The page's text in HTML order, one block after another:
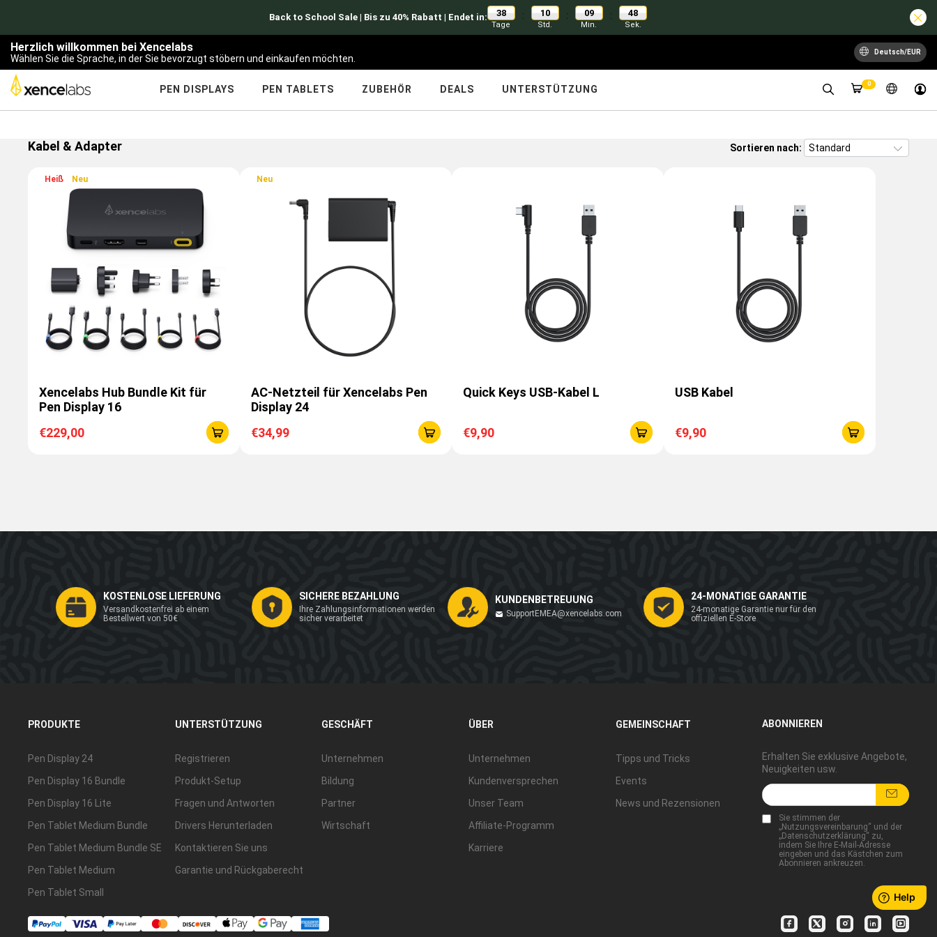
Back to School Sale | Bis zu 40% Rabatt | Endet in: 38
Tage
: 10
Std.
: 09
Min.
: 47
Sek.
Herzlich willkommen bei Xencelabs
Wählen Sie die Sprache, in der Sie bevorzugt stöbern und einkaufen möchten.
Deutsch/EUR
PEN DISPLAYS PEN TABLETS ZUBEHÖR DEALS UNTERSTÜTZUNG 0
Kabel & Adapter Sortieren nach:
Heiß Neu
Xencelabs Hub Bundle Kit für
Pen Display 16
€229,00
Neu
AC-Netzteil für Xencelabs Pen
Display 24
€34,99
Quick Keys USB-Kabel L
€9,90
USB Kabel
€9,90
KOSTENLOSE LIEFERUNG
Versandkostenfrei ab einem
Bestellwert von 50€
SICHERE BEZAHLUNG
Ihre Zahlungsinformationen werden
sicher verarbeitet
KUNDENBETREUUNG
SupportEMEA@xencelabs.com
24-MONATIGE GARANTIE
24-monatige Garantie nur für den
offiziellen E-Store
ABONNIEREN
Erhalten Sie exklusive Angebote,
Neuigkeiten usw.
Sie stimmen der
„Nutzungsvereinbarung“ und der
„Datenschutzerklärung“ zu,
indem Sie Ihre E-Mail-Adresse
eingeben und das Kästchen zum
Abonnieren ankreuzen.
PRODUKTE
Pen Display 24
Pen Display 16 Bundle
Pen Display 16 Lite
Pen Tablet Medium Bundle
Pen Tablet Medium Bundle SE
Pen Tablet Medium
Pen Tablet Small
UNTERSTÜTZUNG
Registrieren
Produkt-Setup
Fragen und Antworten
Drivers Herunterladen
Kontaktieren Sie uns
Garantie und Rückgaberecht
GESCHÄFT
Unternehmen
Bildung
Partner
Wirtschaft
ÜBER
Unternehmen
Kundenversprechen
Unser Team
Affiliate-Programm
Karriere
GEMEINSCHAFT
Tipps und Tricks
Events
News und Rezensionen